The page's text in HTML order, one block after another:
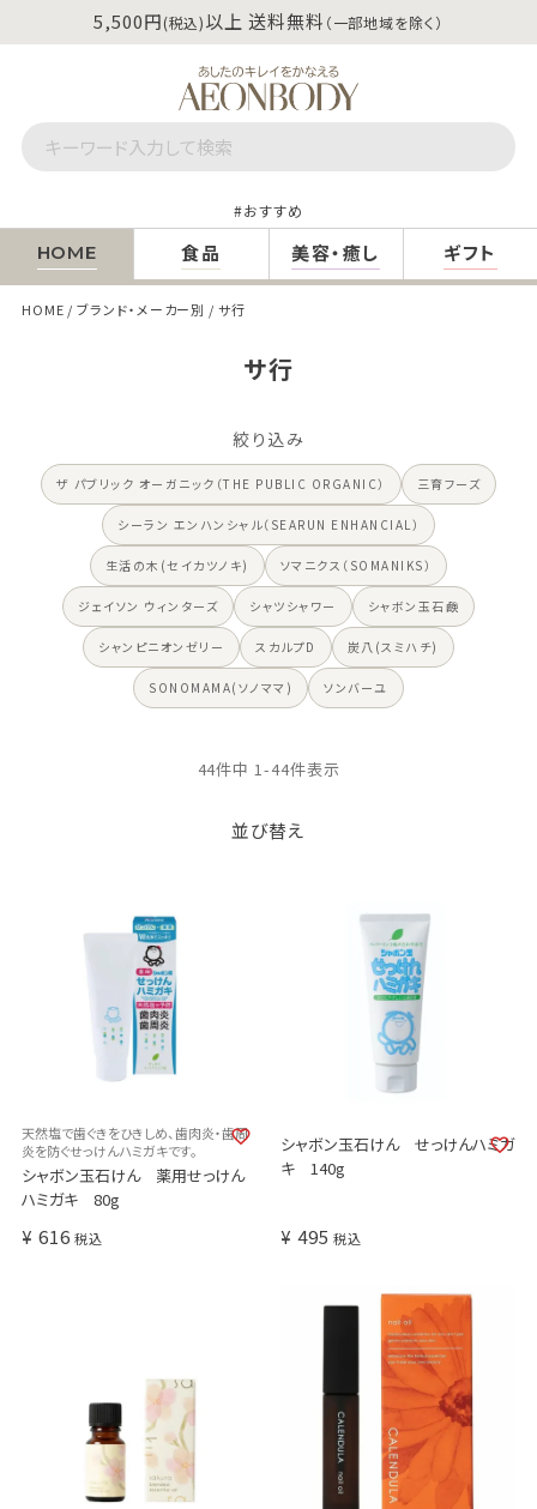
5,500円(税込)以上 送料無料 （一部地域を除く）
おすすめ
HOME 食品 美容・癒し ギフト
HOME ブランド・メーカー別 サ行
サ行
絞り込み
ザ パブリック オーガニック（THE PUBLIC ORGANIC） 三育フーズ
シーラン エンハンシャル（SEARUN ENHANCIAL）
生活の木(セイカツノキ) ソマニクス（SOMANIKS）
ジェイソン ウィンターズ シャツシャワー シャボン玉石鹸
シャンピニオンゼリー スカルプD 炭八(スミハチ)
SONOMAMA(ソノママ) ソンバーユ
並び替え
44件中 1 -44件表示
天然塩で歯ぐきをひきしめ、歯肉炎・歯周
炎を防ぐせっけんハミガキです。
シャボン玉石けん 薬用せっけん
ハミガキ 80g
¥ 616 税込
シャボン玉石けん せっけんハミガ
キ 140g
¥ 495 税込